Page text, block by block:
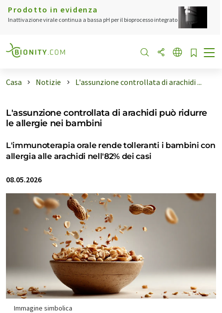
Prodotto in evidenza
Inattivazione virale continua a bassa pH per il bioprocesso integrato
Casa Notizie L'assunzione controllata di arachidi ...
L'assunzione controllata di arachidi può ridurre
le allergie nei bambini
L'immunoterapia orale rende tolleranti i bambini con
allergia alle arachidi nell'82% dei casi
08.05.2026
Immagine simbolica